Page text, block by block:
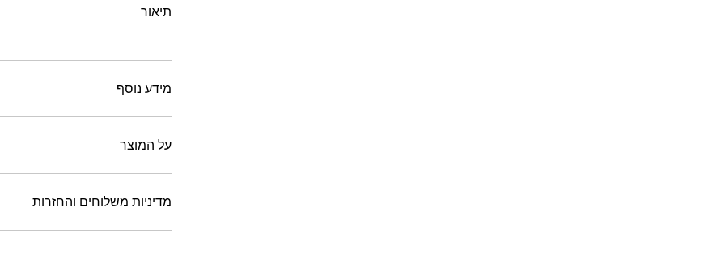
תיאור
מידע נוסף
על המוצר
מדיניות משלוחים והחזרות